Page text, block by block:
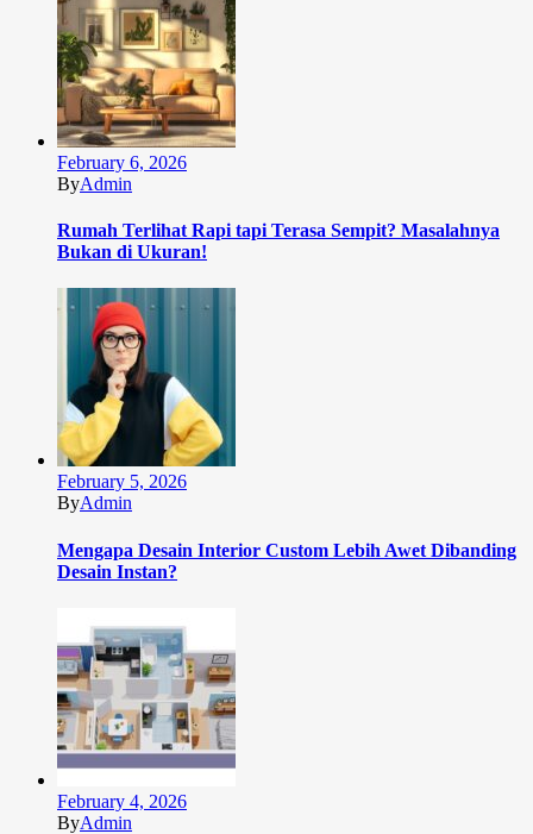
February 6, 2026
ByAdmin
Rumah Terlihat Rapi tapi Terasa Sempit? Masalahnya
Bukan di Ukuran!
February 5, 2026
ByAdmin
Mengapa Desain Interior Custom Lebih Awet Dibanding
Desain Instan?
February 4, 2026
ByAdmin